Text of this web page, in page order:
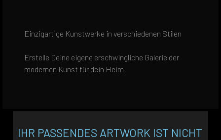
Einzigartige Kunstwerke in verschiedenen Stilen
Erstelle Deine eigene erschwingliche Galerie der
modernen Kunst für dein Heim.
IHR PASSENDES ARTWORK IST NICHT